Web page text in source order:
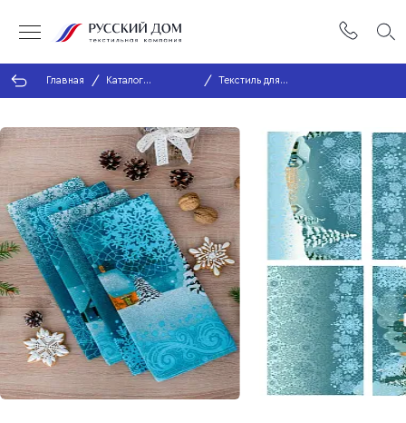
Главная
Каталог
продукции
Текстиль для
кухни